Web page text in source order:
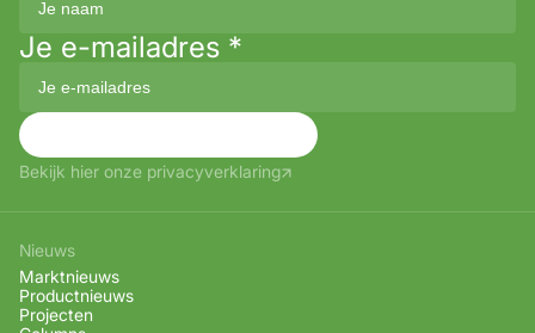
Je e-mailadres *
Bekijk hier onze privacyverklaring
Nieuws
Marktnieuws
Productnieuws
Projecten